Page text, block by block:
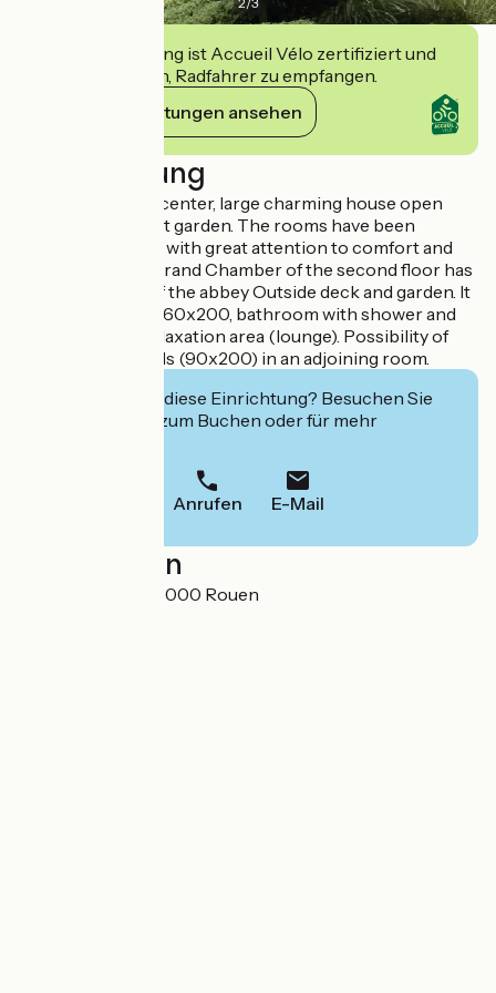
Diese Einrichtung ist Accueil Vélo zertifiziert und
verpflichtet sich, Radfahrer zu empfangen.
Ihre Verpflichtungen ansehen
Beschreibung
Near the historic center, large charming house open
onto a magnificent garden. The rooms have been
carefully restored with great attention to comfort and
decoration. The Grand Chamber of the second floor has
a view over part of the abbey Outside deck and garden. It
has a double bed 160x200, bathroom with shower and
toilet. Beautiful relaxation area (lounge). Possibility of
two additional beds (90x200) in an adjoining room.
Interessiert Sie diese Einrichtung? Besuchen Sie
deren Website zum Buchen oder für mehr
Anrufen E-Mail
Localisation
49 rue d'Elbeuf 76000 Rouen